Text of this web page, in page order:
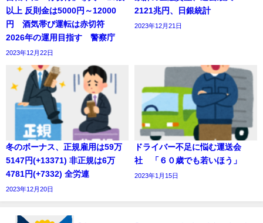
以上 反則金は5000円～12000
円 酒気帯び運転は赤切符
2026年の運用目指す 警察庁
2023年12月22日
2121兆円、日銀統計
2023年12月21日
冬のボーナス、正規雇用は59万
5147円(+13371) 非正規は6万
4781円(+7332) 全労連
2023年12月20日
ドライバー不足に悩む運送会
社 「６０歳でも若いほう」
2023年1月15日